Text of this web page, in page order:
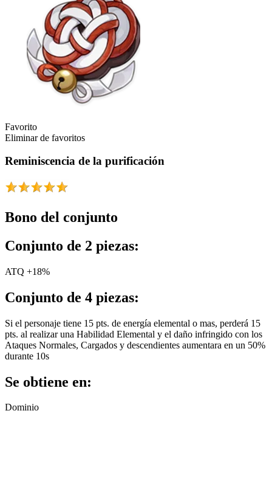
Favorito
Eliminar de favoritos
Reminiscencia de la purificación
Bono del conjunto
Conjunto de 2 piezas:
ATQ +18%
Conjunto de 4 piezas:
Si el personaje tiene 15 pts. de energía elemental o mas, perderá 15
pts. al realizar una Habilidad Elemental y el daño infringido con los
Ataques Normales, Cargados y descendientes aumentara en un 50%
durante 10s
Se obtiene en:
Dominio